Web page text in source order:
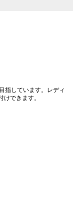
指しています。レディ
できます。